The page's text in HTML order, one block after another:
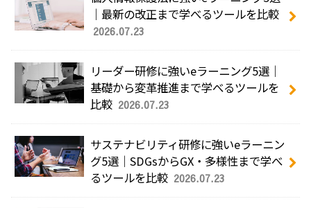
｜最新の改正まで学べるツールを比較
2026.07.23
リーダー研修に強いeラーニング5選｜
基礎から変革推進まで学べるツールを
比較 2026.07.23
サステナビリティ研修に強いeラーニン
グ5選｜SDGsからGX・多様性まで学べ
るツールを比較 2026.07.23